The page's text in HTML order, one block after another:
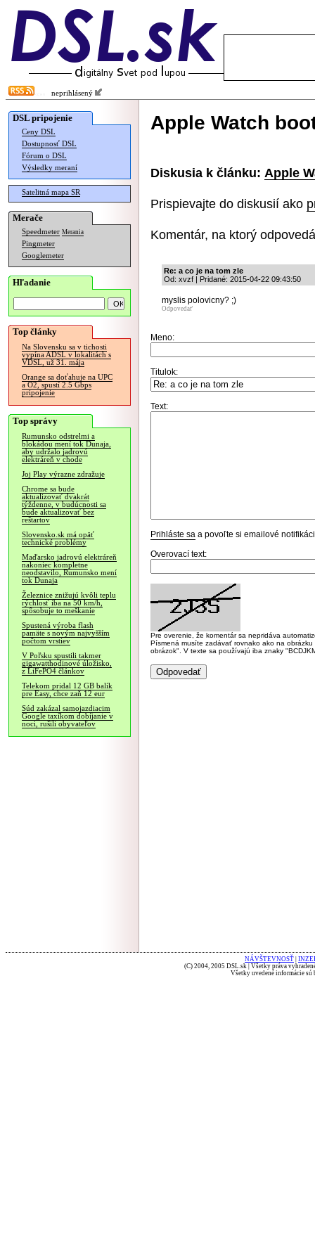
neprihlásený
DSL pripojenie
Ceny DSL
Dostupnosť DSL
Fórum o DSL
Výsledky meraní
Satelitná mapa SR
Merače
Speedmeter Merania
Pingmeter
Googlemeter
Hľadanie
Top články
Na Slovensku sa v tichosti
vypína ADSL v lokalitách s
VDSL, už 31. mája
Orange sa doťahuje na UPC
a O2, spustí 2.5 Gbps
pripojenie
Top správy
Rumunsko odstrelmi a
blokádou mení tok Dunaja,
aby udržalo jadrovú
elektráreň v chode
Joj Play výrazne zdražuje
Chrome sa bude
aktualizovať dvakrát
týždenne, v budúcnosti sa
bude aktualizovať bez
reštartov
Slovensko.sk má opäť
technické problémy
Maďarsko jadrovú elektráreň
nakoniec kompletne
neodstavilo, Rumunsko mení
tok Dunaja
Železnice znižujú kvôli teplu
rýchlosť iba na 50 km/h,
spôsobuje to meškanie
Spustená výroba flash
pamäte s novým najvyšším
počtom vrstiev
V Poľsku spustili takmer
gigawatthodinové úložisko,
z LiFePO4 článkov
Telekom pridal 12 GB balík
pre Easy, chce zaň 12 eur
Súd zakázal samojazdiacim
Google taxíkom dobíjanie v
noci, rušili obyvateľov
Apple Watch
Diskusia k článku: Apple
Prispievajte do diskusií ako
Komentár, na ktorý
Re: a co je na tom zle
Od: xvzf | Pridané: 2015-04-22 09:43:50
myslis polovicny? ;)
Odpovedať
Meno:
Titulok:
Text:
Prihláste sa a povoľte si emailové
Overovací text:
Pre overenie, že komentár sa nepridáva
Písmená musíte zadávať rovnako ako na
obrázok". V texte sa používajú iba znaky
NÁVŠTEVNOSŤ
(C) 2004, 2005 DSL.sk | Všetky práva
Všetky uvedené informácie sú